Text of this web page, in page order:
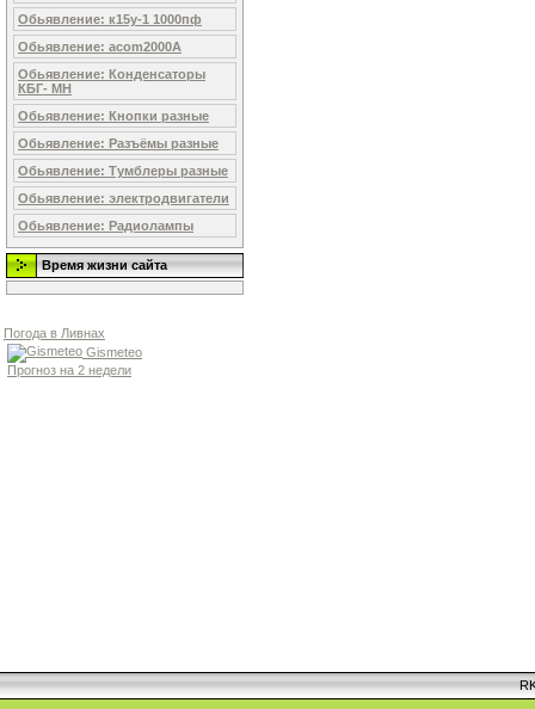
Обьявление: к15у-1 1000пф
Обьявление: acom2000A
Обьявление: Конденсаторы
КБГ- МН
Обьявление: Кнопки разные
Обьявление: Разъёмы разные
Обьявление: Тумблеры разные
Обьявление: электродвигатели
Обьявление: Радиолампы
Время жизни сайта
Погода в Ливнах
Gismeteo
Прогноз на 2 недели